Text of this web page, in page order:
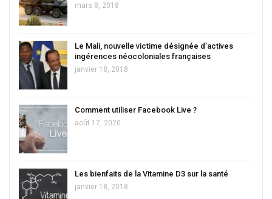
mars 8, 2018
Le Mali, nouvelle victime désignée d’actives
ingérences néocoloniales françaises
janvier 18, 2018
Comment utiliser Facebook Live ?
août 17, 2020
Les bienfaits de la Vitamine D3 sur la santé
janvier 18, 2018